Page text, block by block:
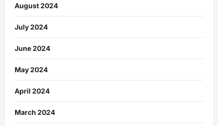
August 2024
July 2024
June 2024
May 2024
April 2024
March 2024